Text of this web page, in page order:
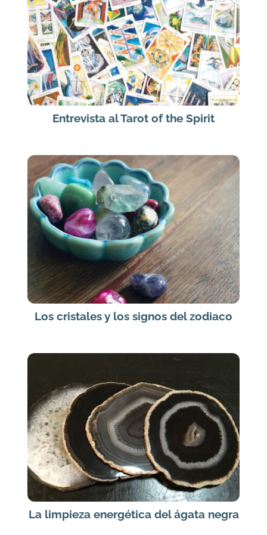
Entrevista al Tarot of the Spirit
Los cristales y los signos del zodiaco
La limpieza energética del ágata negra